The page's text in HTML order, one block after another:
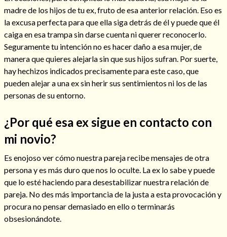
Hechizos de amor
madre de los hijos de tu ex, fruto de esa anterior relación. Eso es
la excusa perfecta para que ella siga detrás de él y puede que él
caiga en esa trampa sin darse cuenta ni querer reconocerlo.
Seguramente tu intención no es hacer daño a esa mujer, de
manera que quieres alejarla sin que sus hijos sufran. Por suerte,
hay hechizos indicados precisamente para este caso, que
pueden alejar a una ex sin herir sus sentimientos ni los de las
personas de su entorno.
¿Por qué esa ex sigue en contacto con
mi novio?
Es enojoso ver cómo nuestra pareja recibe mensajes de otra
persona y es más duro que nos lo oculte. La ex lo sabe y puede
que lo esté haciendo para desestabilizar nuestra relación de
pareja. No des más importancia de la justa a esta provocación y
procura no pensar demasiado en ello o terminarás
obsesionándote.